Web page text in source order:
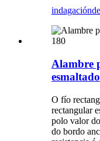
indagación
Alambre
O fío
rectangular
polo valor
do bordo